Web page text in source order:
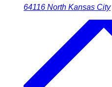
64116 North Kansas City